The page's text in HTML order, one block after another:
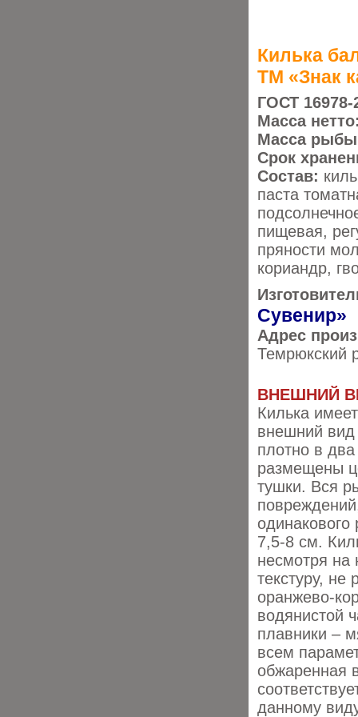
Килька
ТМ «Знак
ГОСТ 16978-
Масса
Масса
Срок
Состав:
паста
пищевая,
пряности
кориандр,
Сувенир»
Адрес
Темрюкский
ВНЕШНИЙ
Килька
внешний вид
плотно в
размещены
тушки. Вся
одинакового
7,5-8 см.
несмотря на
текстуру, не
оранжево-
водянистой
плавники –
всем
обжаренная
данному